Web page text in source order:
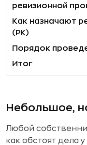
ревизионной
Как назначают
(РК)
Порядок
Итог
Небольшое,
Любой
как обстоят дела